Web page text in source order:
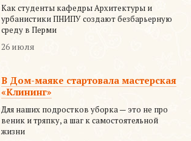
Как студенты кафедры Архитектуры и
урбанистики ПНИПУ создают безбарьерную
среду в Перми
26 июля
В Дом-маяке стартовала мастерская
«Клининг»
Для наших подростков уборка — это не про
веник и тряпку, а шаг к самостоятельной
жизни